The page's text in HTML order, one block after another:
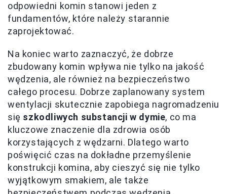
odpowiedni komin stanowi jeden z
fundamentów, które należy starannie
zaprojektować.
Na koniec warto zaznaczyć, że dobrze
zbudowany komin wpływa nie tylko na jakość
wędzenia, ale również na bezpieczeństwo
całego procesu. Dobrze zaplanowany system
wentylacji skutecznie zapobiega nagromadzeniu
się szkodliwych substancji w dymie, co ma
kluczowe znaczenie dla zdrowia osób
korzystających z wędzarni. Dlatego warto
poświęcić czas na dokładne przemyślenie
konstrukcji komina, aby cieszyć się nie tylko
wyjątkowym smakiem, ale także